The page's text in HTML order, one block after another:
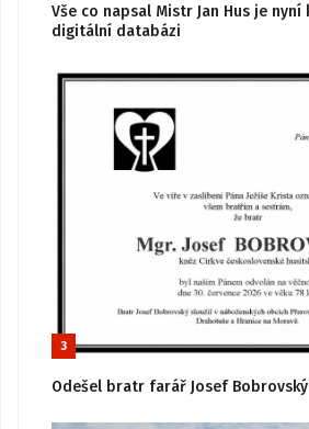
Vše co napsal Mistr Jan Hus je
digitální databázi
3
Odešel bratr farář Josef Bobrovský